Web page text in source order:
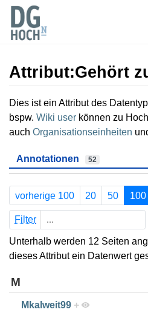
Attribut:Gehört
Wechseln zu:Navigation,Suche
Dies ist ein Attribut des
bspw. Wiki user können zu
auch Organisationseinheiten
Annotationen 52
vorherige 100 20 50 100
Filter
Unterhalb werden 12 Seiten
dieses Attribut ein Datenwert
M
Mkalweit99 +